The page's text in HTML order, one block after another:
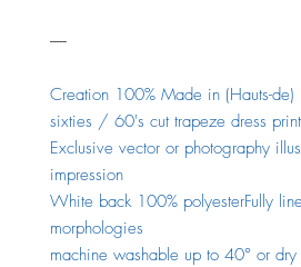
-----
Creation 100% Made in (Hauts-de)
sixties / 60's cut trapeze dress
Exclusive vector or photography
impression
White back 100% polyesterFully
morphologies
machine washable up to 40° or